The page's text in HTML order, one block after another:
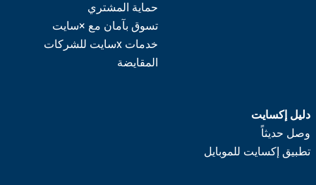
حماية المشتري
تسوق بآمان مع ×سايت
خدمات xسايت للشركات
المقايضة
دليل إكسايت
وصل حديثاً
تطبيق إكسايت للموبايل